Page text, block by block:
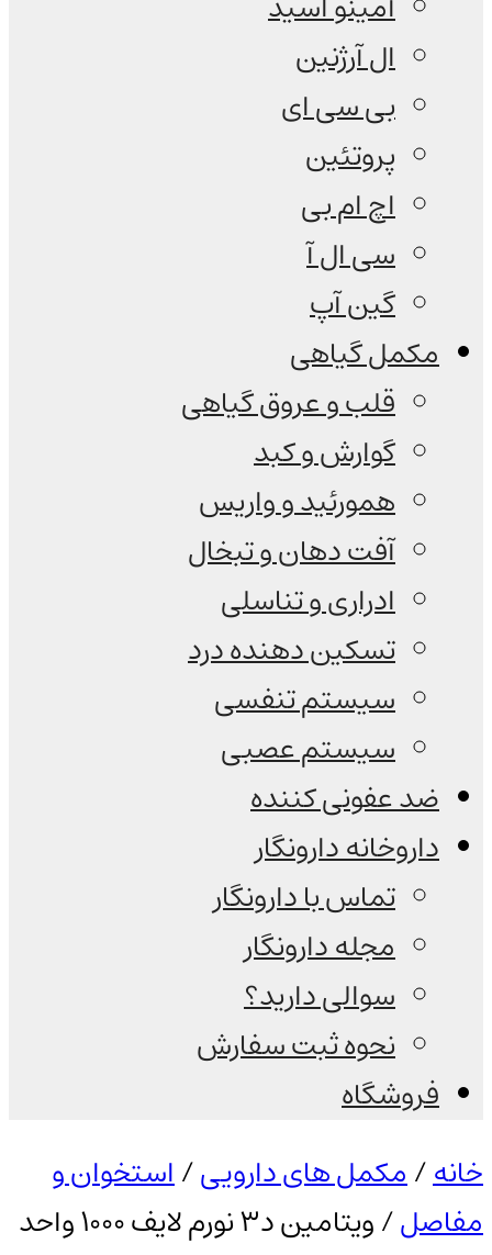
ال آرژنین
بی سی ای
پروتئین
اچ ام بی
سی ال آ
گین آپ
مکمل گیاهی
قلب و عروق گیاهی
گوارش و کبد
همورئید و واریس
آفت دهان و تبخال
ادراری و تناسلی
تسکین دهنده درد
سیستم تنفسی
سیستم عصبی
ضد عفونی کننده
داروخانه دارونگار
تماس با دارونگار
مجله دارونگار
سوالی دارید؟
نحوه ثبت سفارش
فروشگاه
خانه/مکمل های دارویی/استخوان و
مفاصل/ ویتامین د3 نورم لایف 1000 واحد